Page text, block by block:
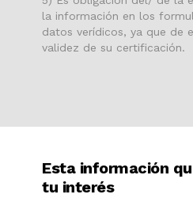
la información en los
datos verídicos, ya que de
validez de su certificación.
Esta información
tu interés